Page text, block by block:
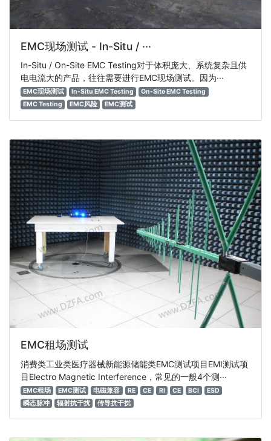
EMC现场测试 - In-Situ / ···
In-Situ / On-Site EMC Testing对于体积庞大、系统复杂且供
电电流大的产品，往往需要进行EMC现场测试。因为···
EMC现场测试 In-Situ EMC Testing
On-Site EMC Testing
EMC Testing
EMC风险 EMC测试
EMC租场测试
消费类工业类医疗器械新能源储能类EMC测试项目EMI测试项
目Electro Magnetic Interference，常见的一般4个测···
EMC租场 EMC测试 电磁兼容 RE CE RI CE BCI
ESD
瞬态脉冲
辐射抗干扰 传导抗干扰